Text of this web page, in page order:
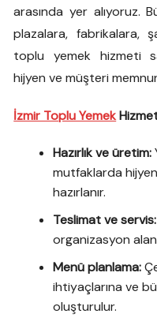
arasında yer alıyoruz.
plazalara, fabrikalara,
toplu yemek hizmeti
hijyen ve müşteri
İzmir Toplu Yemek
Hazırlık ve üretim:
mutfaklarda
hazırlanır.
Teslimat ve servis:
organizasyon
Menü planlama:
ihtiyaçlarına ve
oluşturulur.